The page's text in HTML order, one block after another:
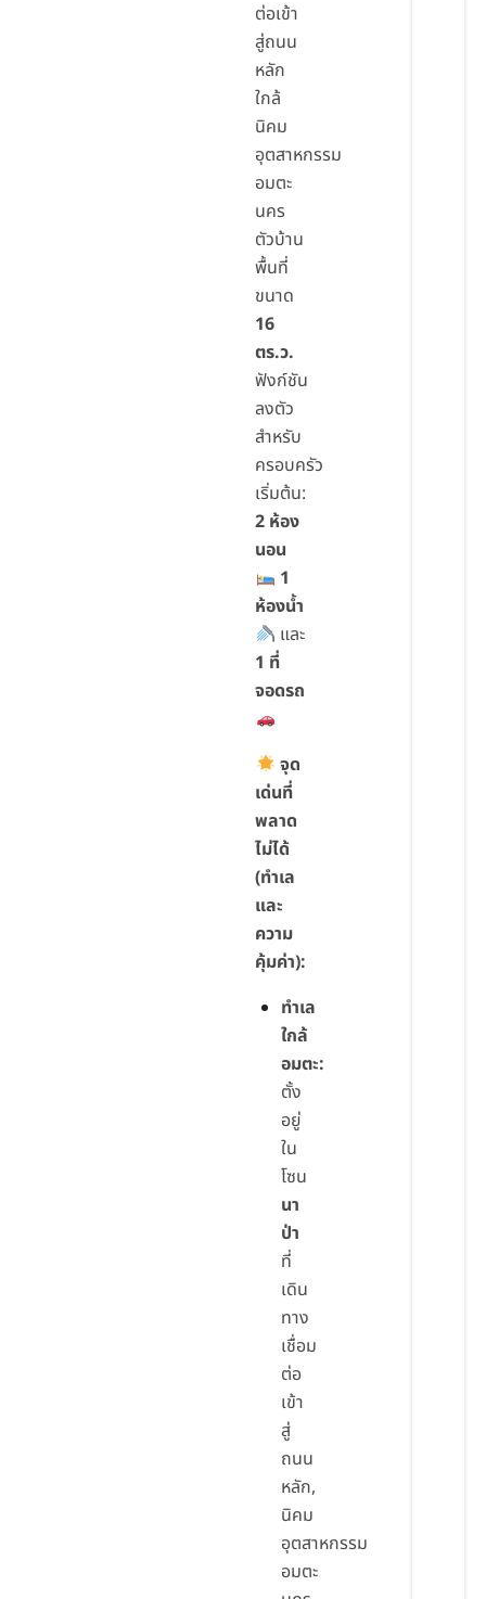
ต่อเข้า
สู่ถนน
หลัก
ใกล้
นิคม
อุตสาหกรรม
อมตะ
นคร
ตัวบ้าน
พื้นที่
ขนาด
16
ตร.ว.
ฟังก์ชัน
ลงตัว
สำหรับ
ครอบครัว
เริ่มต้น:
2 ห้อง
นอน
1
ห้องน้ำ
และ
1 ที่
จอดรถ
จุด
เด่นที่
พลาด
ไม่ได้
(ทำเล
และ
ความ
คุ้มค่า):
ทำเล
ใกล้
อมตะ:
ตั้ง
อยู่
ใน
โซน
นา
ป่า
ที่
เดิน
ทาง
เชื่อม
ต่อ
เข้า
สู่
ถนน
หลัก,
นิคม
อุตสาหกรรม
อมตะ